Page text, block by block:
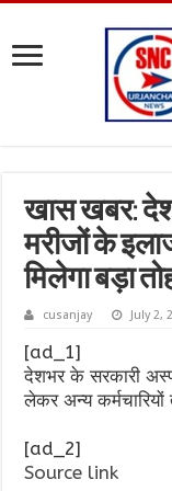
खास खबर:
मरीजों के
मिलेगा बड़ा
cusanjay July 2,
[ad_1]
देशभर के सरकारी
लेकर अन्य
[ad_2]
Source link